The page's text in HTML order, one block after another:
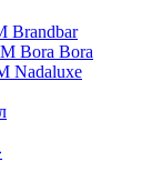
Brandbar
Bora Bora
Nadaluxe